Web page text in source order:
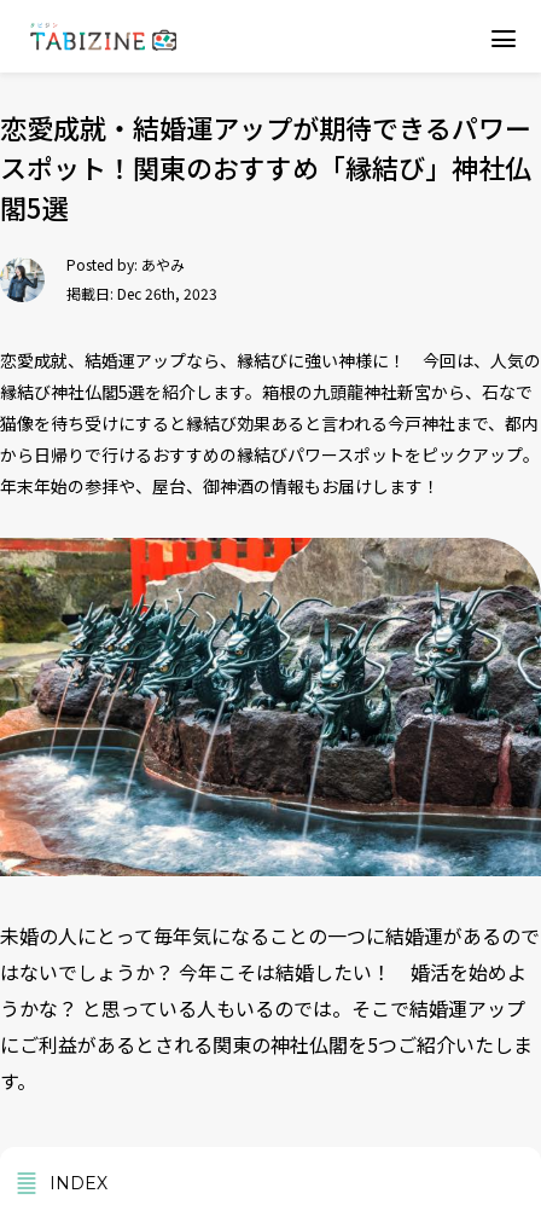
恋愛成就・結婚運アップが期待できるパワー
スポット！関東のおすすめ「縁結び」神社仏
閣5選
Posted by: あやみ
掲載日: Dec 26th, 2023
恋愛成就、結婚運アップなら、縁結びに強い神様に！ 今回は、人気の
縁結び神社仏閣5選を紹介します。箱根の九頭龍神社新宮から、石なで
猫像を待ち受けにすると縁結び効果あると言われる今戸神社まで、都内
から日帰りで行けるおすすめの縁結びパワースポットをピックアップ。
年末年始の参拝や、屋台、御神酒の情報もお届けします！
未婚の人にとって毎年気になることの一つに結婚運があるので
はないでしょうか？ 今年こそは結婚したい！ 婚活を始めよ
うかな？ と思っている人もいるのでは。そこで結婚運アップ
にご利益があるとされる関東の神社仏閣を5つご紹介いたしま
す。
INDEX